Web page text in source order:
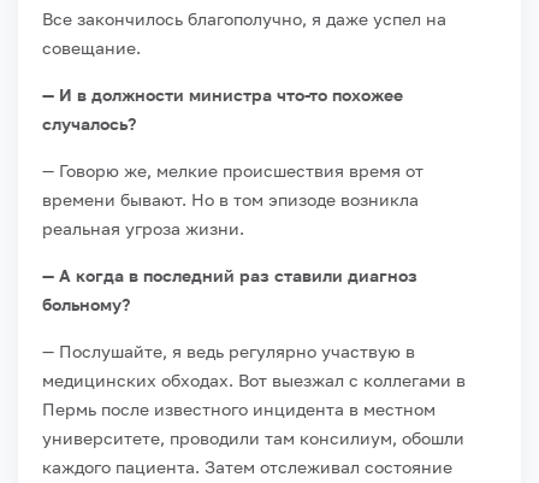
Все закончилось благополучно, я даже успел на
совещание.
— И в должности министра что-то похожее
случалось?
— Говорю же, мелкие происшествия время от
времени бывают. Но в том эпизоде возникла
реальная угроза жизни.
— А когда в последний раз ставили диагноз
больному?
— Послушайте, я ведь регулярно участвую в
медицинских обходах. Вот выезжал с коллегами в
Пермь после известного инцидента в местном
университете, проводили там консилиум, обошли
каждого пациента. Затем отслеживал состояние